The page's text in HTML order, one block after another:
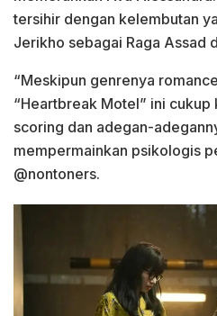
tersihir dengan kelembutan
Jerikho sebagai Raga Assad
“Meskipun genrenya
“Heartbreak Motel” ini cukup
scoring dan adegan-
mempermainkan psikologis
@nontoners.